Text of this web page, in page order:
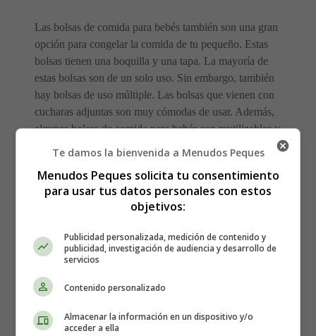
Las bolsas de comida para bebés también son una gran
opción para congelar la comida de tu pequeño. Estas
bolsas tienen una boquilla y una tapa. La mayoría de
estas bolsas son de un solo uso. Sin embargo, también
hay bolsas de uso múltiple. Las bolsas que vienen con
cucharas adjuntas son muy cómodas de usar. Además,
algunas bolsas de comida para bebés son reutilizables y
pueden resultar muy económicas. Sin embargo, las bolsas
de comida para bebés no se pueden descongelar en el
microondas.
Te damos la bienvenida a Menudos Peques
Menudos Peques solicita tu consentimiento
para usar tus datos personales con estos
objetivos:
Publicidad personalizada, medición de contenido y
publicidad, investigación de audiencia y desarrollo de
servicios
Contenido personalizado
Almacenar la información en un dispositivo y/o
acceder a ella